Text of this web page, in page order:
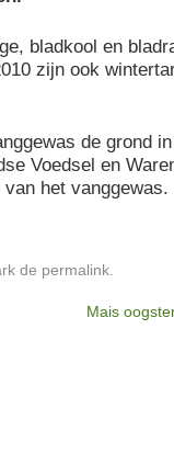
bladkool en
zijn ook
de grond
Voedsel en
het vanggewas.
de permalink
Mais